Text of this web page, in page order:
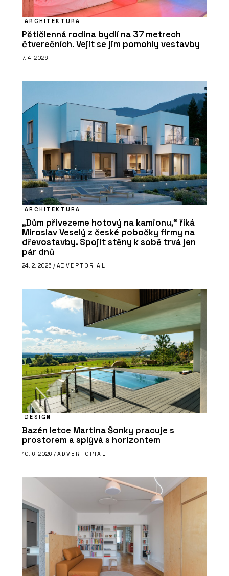
ARCHITEKTURA
Pětičlenná rodina bydlí na 37 metrech
čtverečních. Vejít se jim pomohly vestavby
7. 4. 2026
ARCHITEKTURA
„Dům přivezeme hotový na kamionu,“ říká
Miroslav Veselý z české pobočky firmy na
dřevostavby. Spojit stěny k sobě trvá jen
pár dnů
24. 2. 2026 / ADVERTORIAL
DESIGN
Bazén letce Martina Šonky pracuje s
prostorem a splývá s horizontem
10. 6. 2026 / ADVERTORIAL